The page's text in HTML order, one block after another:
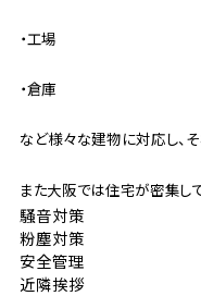
・工場
・倉庫
など様々な建物に対応し、
また大阪では住宅が密集し
騒音対策
粉塵対策
安全管理
近隣挨拶